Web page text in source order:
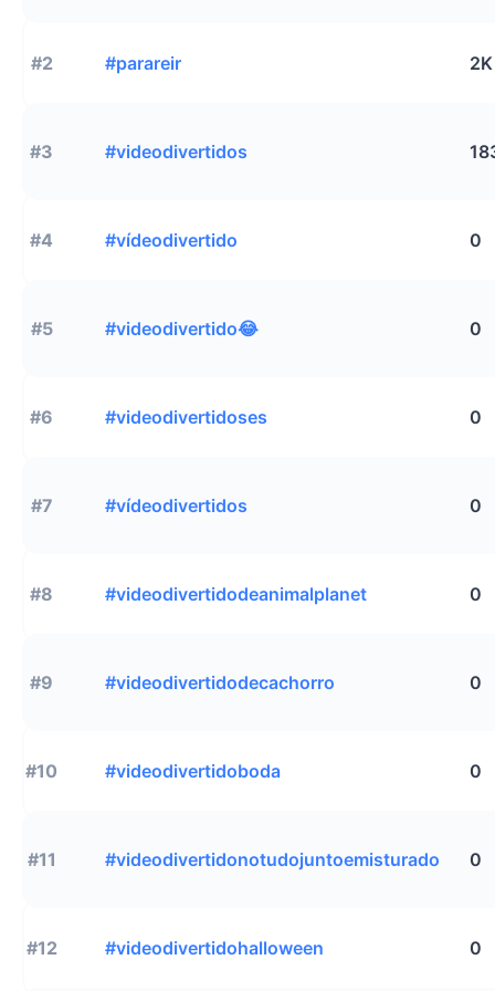
#2 #parareir 2K
#3 #videodivertidos
#4 #vídeodivertido 0
#5 #videodivertido😂 0
#6 #videodivertidoses 0
#7 #vídeodivertidos 0
#8 #videodivertidodeanimalplanet 0
#9 #videodivertidodecachorro 0
#10 #videodivertidoboda 0
#11 #videodivertidonotudojuntoemisturado 0
#12 #videodivertidohalloween 0